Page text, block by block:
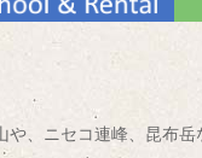
、ニセコ連峰、昆布